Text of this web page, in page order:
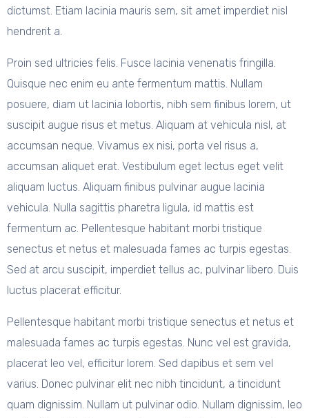
dictumst. Etiam lacinia mauris sem, sit amet imperdiet nisl
hendrerit a.
Proin sed ultricies felis. Fusce lacinia venenatis fringilla.
Quisque nec enim eu ante fermentum mattis. Nullam
posuere, diam ut lacinia lobortis, nibh sem finibus lorem, ut
suscipit augue risus et metus. Aliquam at vehicula nisl, at
accumsan neque. Vivamus ex nisi, porta vel risus a,
accumsan aliquet erat. Vestibulum eget lectus eget velit
aliquam luctus. Aliquam finibus pulvinar augue lacinia
vehicula. Nulla sagittis pharetra ligula, id mattis est
fermentum ac. Pellentesque habitant morbi tristique
senectus et netus et malesuada fames ac turpis egestas.
Sed at arcu suscipit, imperdiet tellus ac, pulvinar libero. Duis
luctus placerat efficitur.
Pellentesque habitant morbi tristique senectus et netus et
malesuada fames ac turpis egestas. Nunc vel est gravida,
placerat leo vel, efficitur lorem. Sed dapibus et sem vel
varius. Donec pulvinar elit nec nibh tincidunt, a tincidunt
quam dignissim. Nullam ut pulvinar odio. Nullam dignissim, leo